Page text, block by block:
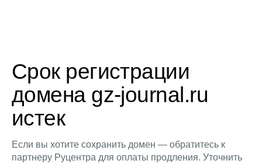
Срок регистрации
домена gz-journal.ru
истек
Если вы хотите сохранить домен — обратитесь к
партнеру Руцентра для оплаты продления. Уточнить